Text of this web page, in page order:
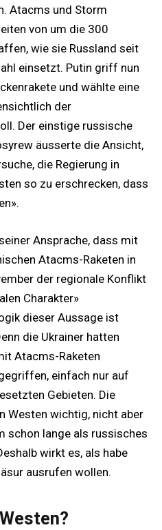
Atacms und Storm
von um die 300
wie sie Russland seit
einsetzt. Putin griff nun
und wählte eine
der
Der einstige russische
äusserte die Ansicht,
die Regierung in
so zu erschrecken, dass
Ansprache, dass mit
Atacms-Raketen in
der regionale Konflikt
Charakter»
dieser Aussage ist
die Ukrainer hatten
Atacms-Raketen
einfach nur auf
Gebieten. Die
Westen wichtig, nicht aber
schon lange als russisches
wirkt es, als habe
ausrufen wollen.